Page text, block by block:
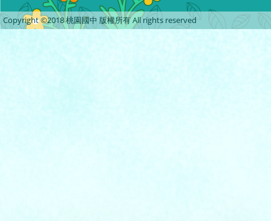
Copyright ©2018 桃園國中 版權所有 All rights reserved